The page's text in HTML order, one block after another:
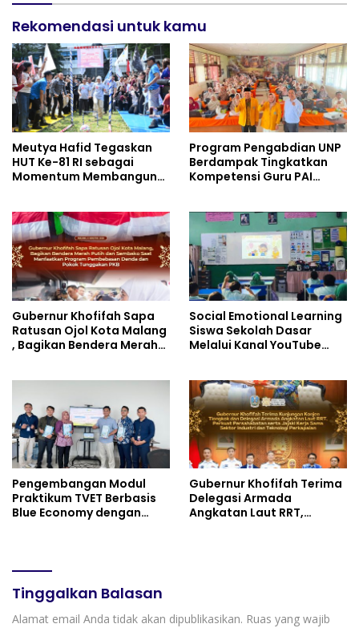
Dukung Pencapaian SDGs
Rekomendasi untuk kamu
Meutya Hafid Tegaskan
HUT Ke-81 RI sebagai
Momentum Membangun
Program Pengabdian UNP
Berdampak Tingkatkan
Kompetensi Guru PAI
Gubernur Khofifah Sapa
Ratusan Ojol Kota Malang
, Bagikan Bendera Merah
Pokok Tunggakan PKB
Social Emotional Learning
Siswa Sekolah Dasar
Melalui Kanal YouTube
Pengembangan Modul
Praktikum TVET Berbasis
Blue Economy dengan
Dukung Pencapaian SDGs
Gubernur Khofifah Terima
Delegasi Armada
Angkatan Laut RRT,
Tinggalkan Balasan
Alamat email Anda tidak akan dipublikasikan. Ruas yang wajib